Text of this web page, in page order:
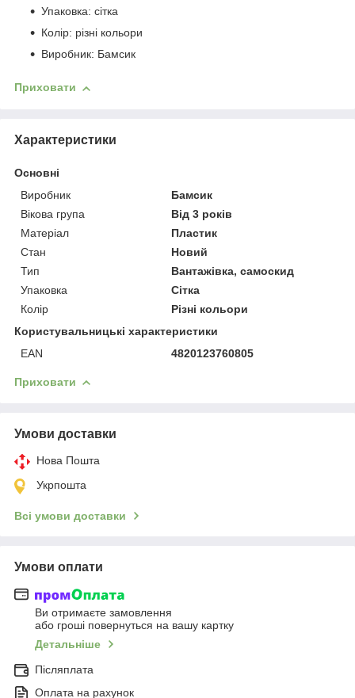
Упаковка: сітка
Колір: різні кольори
Виробник: Бамсик
Приховати
Характеристики
Основні
Виробник
Бамсик
Вікова група
Від 3 років
Матеріал
Пластик
Стан
Новий
Тип
Вантажівка, самоскид
Упаковка
Сітка
Колір
Різні кольори
Користувальницькі характеристики
EAN
4820123760805
Приховати
Умови доставки
Нова Пошта
Укрпошта
Всі умови доставки
Умови оплати
Ви отримаєте замовлення
або гроші повернуться на вашу картку
Детальніше
Післяплата
Оплата на рахунок